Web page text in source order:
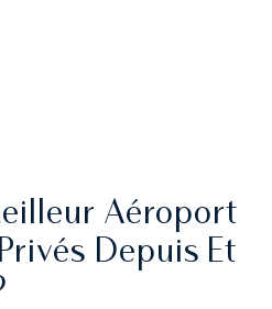
Aéroport
Depuis Et